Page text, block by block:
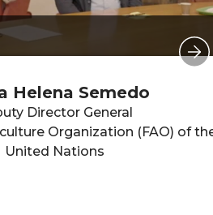
Helena Semedo
Director General
Organization (FAO) of
United Nations